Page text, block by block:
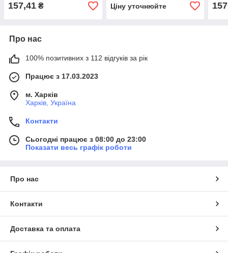
157,41 ₴
Ціну уточнюйте
Про нас
100% позитивних з 112 відгуків за рік
Працює з 17.03.2023
м. Харків
Харків, Україна
Контакти
Сьогодні працює з 08:00 до 23:00
Показати весь графік роботи
Про нас
Контакти
Доставка та оплата